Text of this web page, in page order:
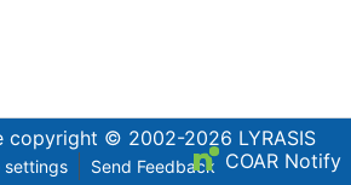
copyright © 2002-2026 LYRASIS
settings Send Feedback COAR Notify